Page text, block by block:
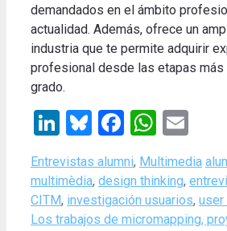
demandados en el ámbito
actualidad. Además, ofrece un
industria que te permite adquirir
profesional desde las etapas más
grado.
LinkedIn
Bluesky
Facebook
Categories
Entrevistas alumni, Multimedia
multimèdia, design thinking,
CITM, investigación usuarios, user
Los trabajos de micromapping,